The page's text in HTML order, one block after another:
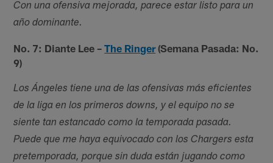
Con una ofensiva mejorada, parece estar listo para un
año dominante.
No. 7: Diante Lee – The Ringer(Semana Pasada: No.
9)
Los Ángeles tiene una de las ofensivas más eficientes
de la liga en los primeros downs, y el equipo no se
siente tan estancado como la temporada pasada.
Puede que me haya equivocado con los Chargers esta
pretemporada, porque sin duda están jugando como